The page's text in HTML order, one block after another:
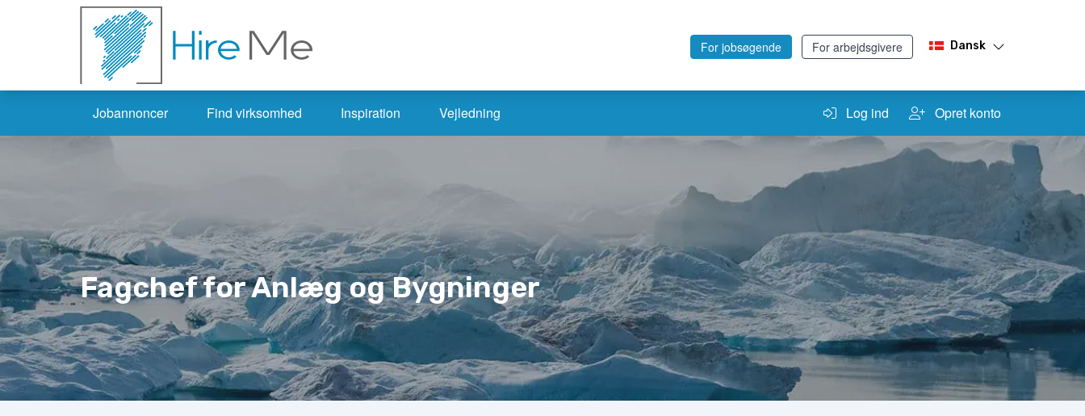
For jobsøgende For arbejdsgivere Dansk
Jobannoncer Find virksomhed Inspiration Vejledning Log ind Opret konto
Fagchef for Anlæg og Bygninger